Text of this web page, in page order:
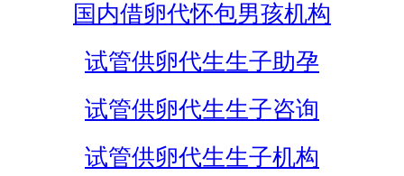
国内借卵代怀包男孩机构
试管供卵代生生子助孕
试管供卵代生生子咨询
试管供卵代生生子机构